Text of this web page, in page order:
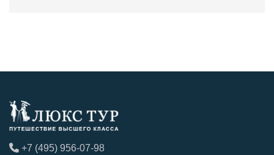
+7 (495) 956-07-98